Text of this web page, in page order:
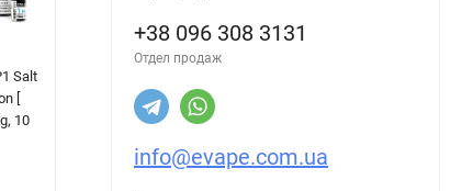
Salt
[
10
- Grape Lemon [
Набір 50 mg, 30
+38 096 308 3131
Отдел продаж
info@evape.com.ua